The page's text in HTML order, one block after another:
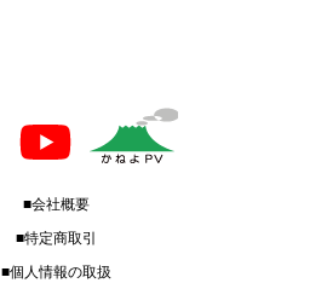
■会社概要
■特定商取引
■個人情報の取扱